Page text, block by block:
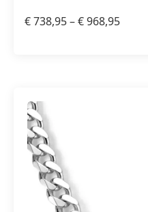
€738,95–€968,95